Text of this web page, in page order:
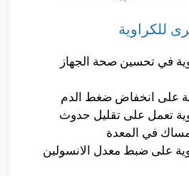
للكراوية
في تحسين صحة الجهاز
على انخفاض ضغط الدم
تعمل على تقليل حدوث
في المعدة
على ضبط معدل الانسولين